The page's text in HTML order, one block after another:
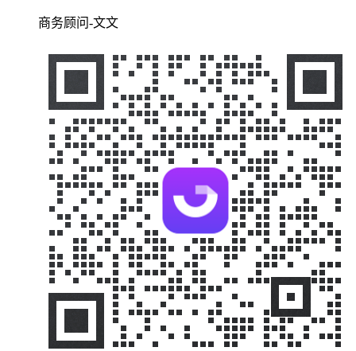
商务顾问-文文